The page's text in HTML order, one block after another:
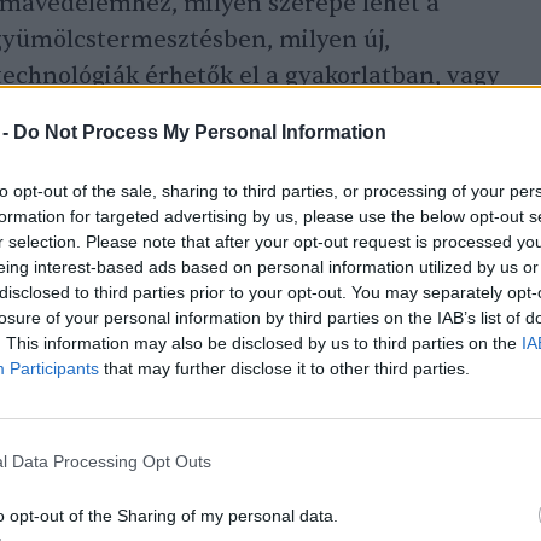
Do Not Process My Personal Information
opt-out of the sale, sharing to third parties, or processing of your
for targeted advertising by us, please use the below opt-out
selection. Please note that after your opt-out request is processed
interest-based ads based on personal information utilized by us
to third parties prior to your opt-out. You may separately
of your personal information by third parties on the IAB’s list of
This information may also be disclosed by us to third parties on the
Participants that may further disclose it to other third parties.
Data Processing Opt Outs
opt-out of the Sharing of my personal data.
milyen új,
érhetők el a gyakorlatban, vagy
az európai kutatók a fenntartható
az ÖMKi tíz munkatársa többek
állattenyésztési és szakpolitikai
nemzetközileg elismert
kutatónőkvitatták meg, hogyan látják
fognak előtérbe kerülni az
részvételi alapon működő, valós
kutatások, illetve a fogyasztók számára
tényezők, amelyek a biotermékek